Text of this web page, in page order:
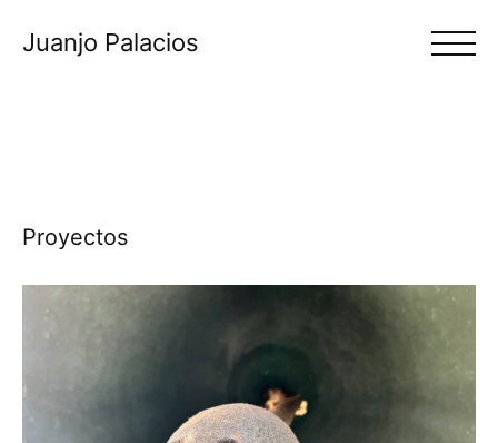
Juanjo Palacios
Proyectos